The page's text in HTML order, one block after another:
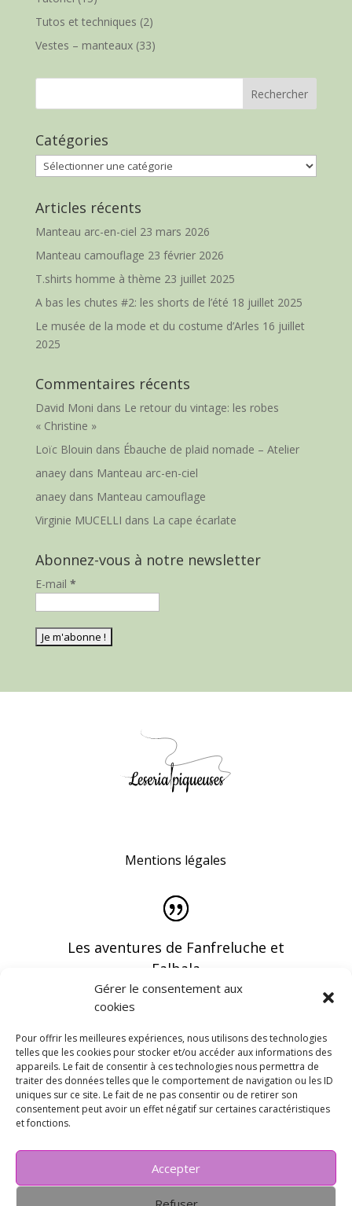
Gérer le consentement aux
cookies
Pour offrir les meilleures expériences, nous utilisons des technologies
telles que les cookies pour stocker et/ou accéder aux informations des
appareils. Le fait de consentir à ces technologies nous permettra de
traiter des données telles que le comportement de navigation ou les ID
uniques sur ce site. Le fait de ne pas consentir ou de retirer son
consentement peut avoir un effet négatif sur certaines caractéristiques
et fonctions.
Accepter
Tutos et techniques (2)
Vestes – manteaux(33)
Catégories
Catégories
Articles récents
Manteau arc-en-ciel 23 mars 2026
Manteau camouflage 23 février 2026
T.shirts homme à thème 23 juillet 2025
A bas les chutes #2: les shorts de l’été 18 juillet 2025
Le musée de la mode et du costume d’Arles 16 juillet
2025
Commentaires récents
David Moni dans Le retour du vintage: les robes
« Christine »
Loïc Blouin dans Ébauche de plaid nomade – Atelier
anaeydans Manteau arc-en-ciel
anaeydans Manteau camouflage
Virginie MUCELLI dans La cape écarlate
Abonnez-vous à notre newsletter
E-mail *
Mentions légales
Les aventures de Fanfreluche et
Falbala
Vous pouvez recevoir les dernières infos en
vous abonnant à notre newsletter